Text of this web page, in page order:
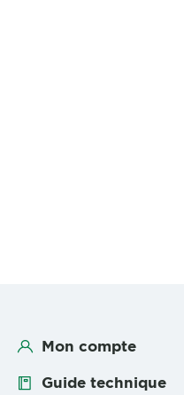
Mon compte
Guide technique